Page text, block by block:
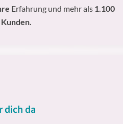
Erfahrung und mehr als 1.100
dich da